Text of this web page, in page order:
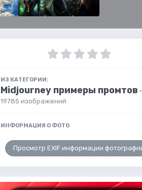
ИЗ КАТЕГОРИИ:
Midjourney примеры промтов ·
19785 изображений
ИНФОРМАЦИЯ О ФОТО
Просмотр EXIF информации